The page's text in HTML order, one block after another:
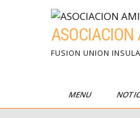
ASOCIACION
FUSION UNION
MENU